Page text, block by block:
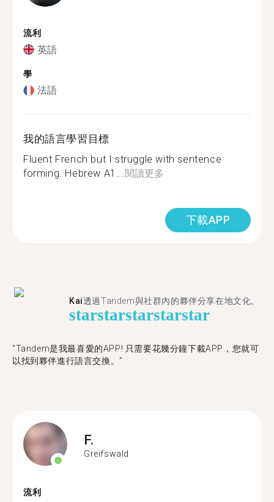
流利
英語
學
法語
我的語言學習目標
Fluent French but I struggle with sentence
forming. Hebrew A1...閱讀更多
下載APP
Kai透過Tandem與社群內的夥伴分享在地文化。
starstarstarstarstar
"Tandem是我最喜愛的APP! 只需要花幾分鐘下載APP，您就可
以找到夥伴進行語言交換。"
F.
Greifswald
流利